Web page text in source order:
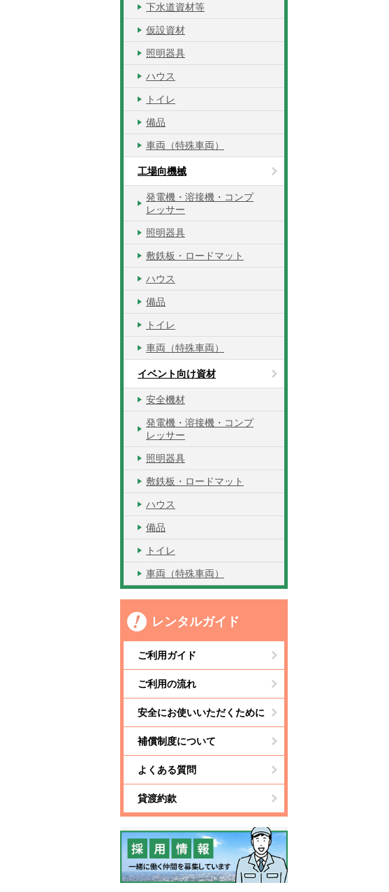
下水道資材等
仮設資材
照明器具
ハウス
トイレ
備品
車両（特殊車両）
工場向機械
発電機・溶接機・コンプ
レッサー
照明器具
敷鉄板・ロードマット
ハウス
備品
トイレ
車両（特殊車両）
イベント向け資材
安全機材
発電機・溶接機・コンプ
レッサー
照明器具
敷鉄板・ロードマット
ハウス
備品
トイレ
車両（特殊車両）
レンタルガイド
ご利用ガイド
ご利用の流れ
安全にお使いいただくために
補償制度について
よくある質問
貸渡約款